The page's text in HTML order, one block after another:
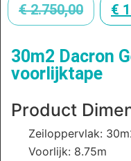
€2.750,00 €
30m2 Dacron
voorlijktape
Product
Zeiloppervlak:
Voorlijk: 8.75m